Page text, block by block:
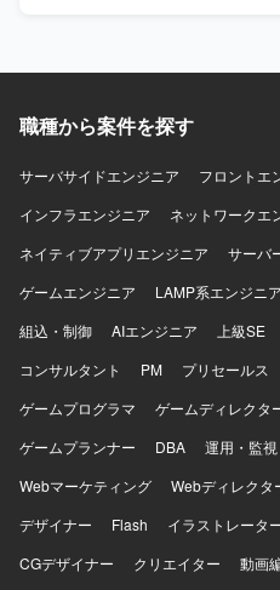
料や会議アジェンダの作成支
のレビューや論点整理を行い
者側の立場を理解しつつ、主
ム構成を自らキャッチアップ
や論点整理ができる方、ステ
ーションを円滑に行い、社内
ドいただける方が望ましいで
える方を歓迎いたします。 【ポジションの魅力】 構想段階
から参画し、要件定義・ベン
経験を深めることができます
ステムとの連携を含むプロジ
とシステム理解の両面でスキ
社内説明資料や比較資料の作
ます。 【開発環境】 Backlogなどのタスク管理サービスを
活用しながら、各種管理表や
職種から案件を探す
サーバサイドエンジニア
フロントエ
インフラエンジニア
ネットワークエ
ネイティブアプリエンジニア
サーバ
ゲームエンジニア
LAMP系エンジニア
組込・制御
AIエンジニア 上級SE
コンサルタント
PM プリセールス
ゲームプログラマ
ゲームディレクタ
ゲームプランナー
DBA 運用・監視
Webマーケティング
Webディレクタ
デザイナー
Flash イラストレータ
CGデザイナー
クリエイター 動画